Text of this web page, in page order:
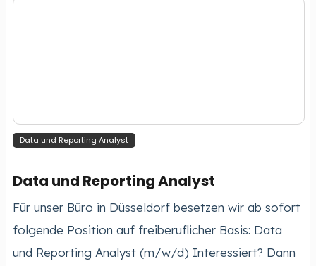
Data und Reporting Analyst
Data und Reporting Analyst
Für unser Büro in Düsseldorf besetzen wir ab sofort
folgende Position auf freiberuflicher Basis: Data
und Reporting Analyst (m/w/d) Interessiert? Dann